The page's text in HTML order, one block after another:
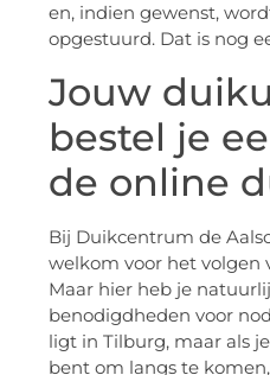
en, indien gewenst,
opgestuurd. Dat is nog
Jouw
bestel je
de online
Bij Duikcentrum de
welkom voor het volgen
Maar hier heb je
benodigdheden voor
ligt in Tilburg, maar als
bent om langs te